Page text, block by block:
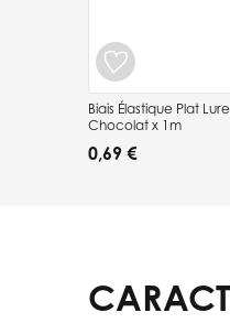
Biais Élastique Plat
Chocolat x 1m
0,69 €